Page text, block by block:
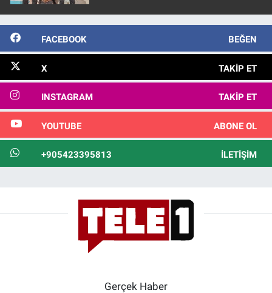
FACEBOOK BEĞEN
X TAKIP ET
INSTAGRAM TAKIP ET
YOUTUBE ABONE OL
+905423395813 İLETIŞIM
Gerçek Haber